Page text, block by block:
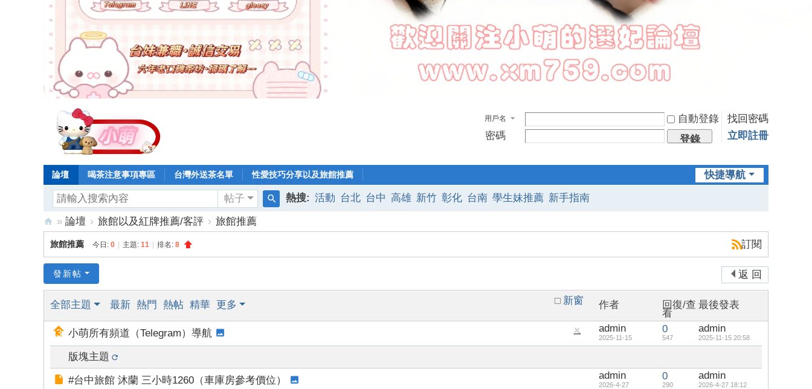
用戶名 自動登錄
找回密碼
密碼
登錄 立即註冊
快捷導航
論壇 喝茶注意事項專區 台灣外送茶名單 性愛技巧分享以及旅館推薦
帖子
索
熱搜: 活動 台北 台中 高雄 新竹 彰化 台南 學生妹推薦 新手指南
小
萌
灣
外
茶
» 論壇 › 旅館以及紅牌推薦/客評 › 旅館推薦
訂閱
旅館推薦 今日: 0 主題: 11 排名: 8
返 回
發新帖
新窗
全部主題 最新 熱門 熱帖 精華 更多 作者 回復/查
看
最後發表
隱
藏
帖
小萌所有頻道（Telegram）導航 admin
2025-11-15
0
547
admin
2025-11-15 20:58
版塊主題
#台中旅館 沐蘭 三小時1260（車庫房參考價位） admin
2026-4-27
0
290
admin
2026-4-27 18:12